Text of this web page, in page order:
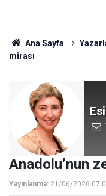
Ana Sayfa
mirası
Anadolu’nun
Yayınlanma: 21/06/2026